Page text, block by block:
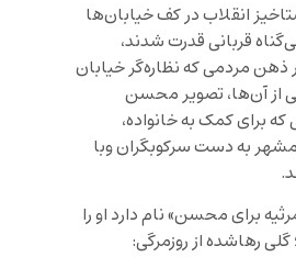
در آبان ۱۳۹۸ رستاخیز انقلاب در کف خیابان‌ها
انسان بی‌گناه قربانی قدرت شدند،
مردمی که نظاره‌گر خیابان
از آن‌ها، تصویر محسن
برای کمک به خانواده،
به دست سرکوبگران وبا
برای محسن» نام دارد او را
رهاشده از روزمرگی: